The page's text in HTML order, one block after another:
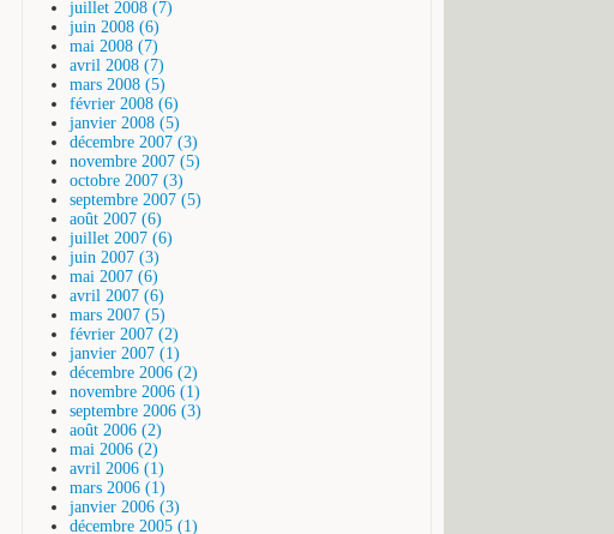
juillet 2008 (7)
juin 2008 (6)
mai 2008 (7)
avril 2008 (7)
mars 2008 (5)
février 2008 (6)
janvier 2008 (5)
décembre 2007 (3)
novembre 2007 (5)
octobre 2007 (3)
septembre 2007 (5)
août 2007 (6)
juillet 2007 (6)
juin 2007 (3)
mai 2007 (6)
avril 2007 (6)
mars 2007 (5)
février 2007 (2)
janvier 2007 (1)
décembre 2006 (2)
novembre 2006 (1)
septembre 2006 (3)
août 2006 (2)
mai 2006 (2)
avril 2006 (1)
mars 2006 (1)
janvier 2006 (3)
décembre 2005 (1)